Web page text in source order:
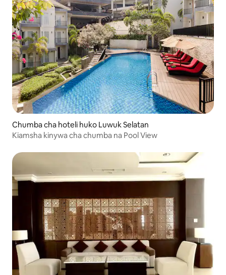
Chumba cha hoteli huko Luwuk Selatan
Kiamsha kinywa cha chumba na Pool View